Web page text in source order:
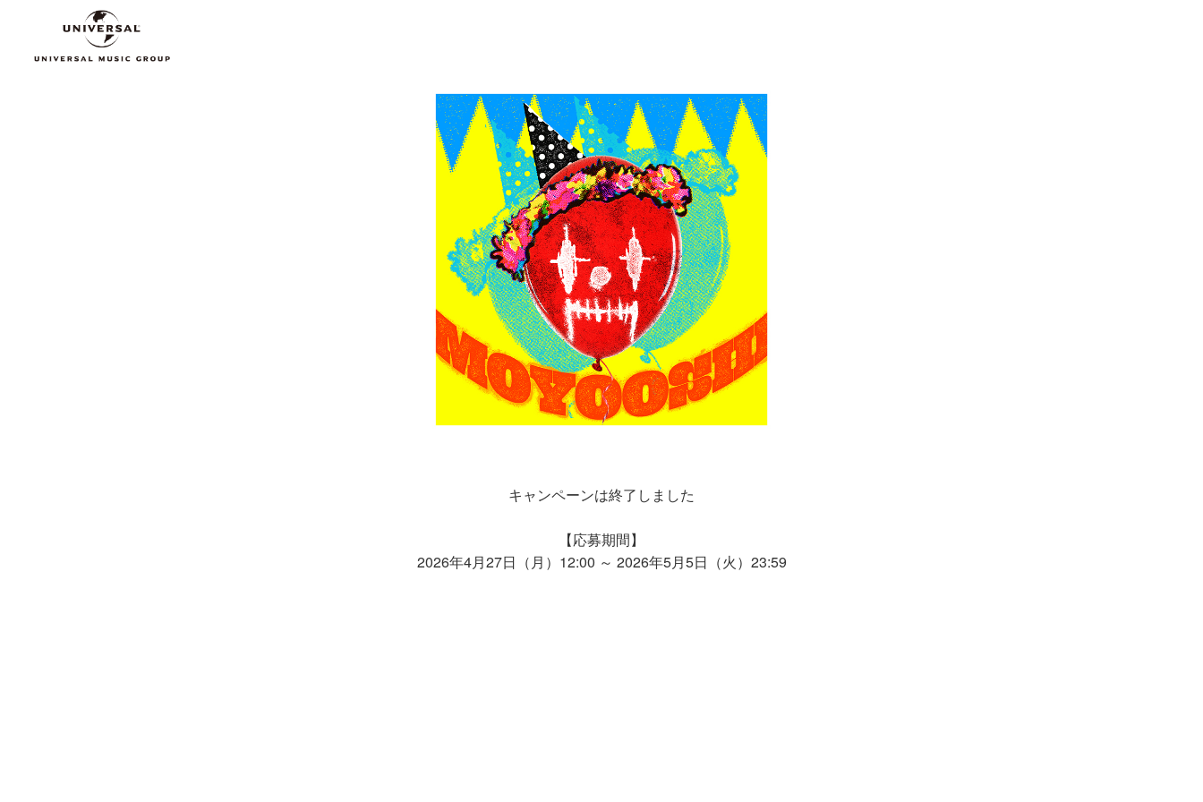
キャンペーンは終了しました
【応募期間】
2026年4月27日（月）12:00 ～ 2026年5月5日（火）23:59